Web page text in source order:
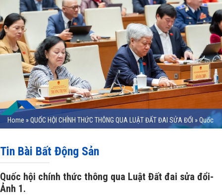
Home »QUỐC HỘI CHÍNH THỨC THÔNG QUA LUẬT ĐẤT ĐAI SỬA ĐỔI »Quốc
Tin Bài Bất Động Sản
Quốc hội chính thức thông qua Luật Đất đai sửa đổi-
Ảnh 1.